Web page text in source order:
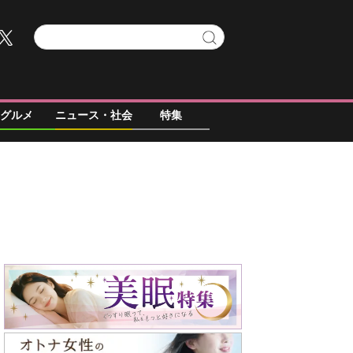
グルメ ニュース・社会 特集